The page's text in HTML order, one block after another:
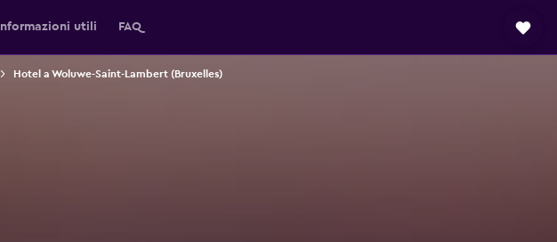
Informazioni utili FAQ
Hotel a Woluwe-Saint-Lambert (Bruxelles)